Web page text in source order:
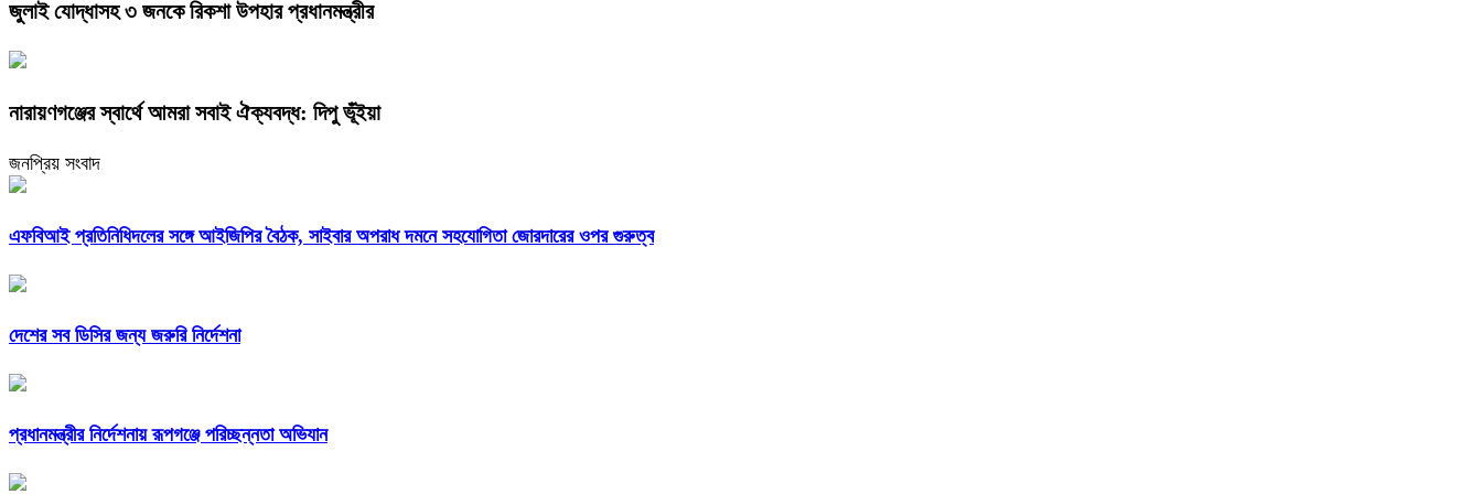
জুলাই যোদ্ধাসহ ৩ জনকে রিকশা উপহার প্রধানমন্ত্রীর
নারায়ণগঞ্জের স্বার্থে আমরা সবাই ঐক্যবদ্ধ: দিপু ভূঁইয়া
জনপ্রিয় সংবাদ
এফবিআই প্রতিনিধিদলের সঙ্গে আইজিপির বৈঠক, সাইবার অপরাধ দমনে সহযোগিতা জোরদারের ওপর গুরুত্ব
দেশের সব ডিসির জন্য জরুরি নির্দেশনা
প্রধানমন্ত্রীর নির্দেশনায় রূপগঞ্জে পরিচ্ছন্নতা অভিযান